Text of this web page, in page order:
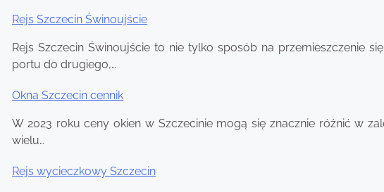
Rejs Szczecin Świnoujście
Rejs Szczecin Świnoujście to nie tylko sposób na przemieszczenie
portu do drugiego,…
Okna Szczecin cennik
W 2023 roku ceny okien w Szczecinie mogą się znacznie różnić w
wielu…
Rejs wycieczkowy Szczecin